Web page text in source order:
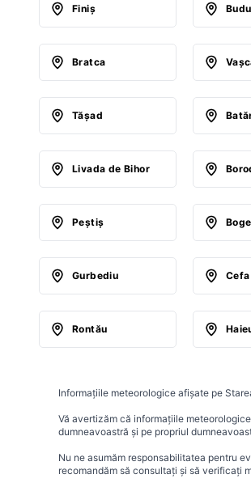
Finiş
Bratca
Tăşad
Livada de Bihor
Peştiş
Gurbediu Cefa
Rontău
Informațiile meteorologice afișate pe
Vă avertizăm că informațiile
dumneavoastră și pe propriul
Nu ne asumăm responsabilitatea pentru
recomandăm să consultați și să verificați